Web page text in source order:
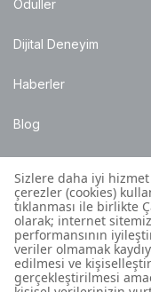
Ödüller
Dijital Deneyim
Haberler
Blog
Satış Noktaları
Montaj Bilgileri
Müşteri İletişim Merkezi